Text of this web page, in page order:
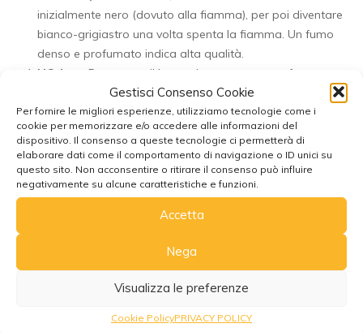
Gestisci Consenso Cookie
Per fornire le migliori esperienze, utilizziamo tecnologie come i
cookie per memorizzare e/o accedere alle informazioni del
dispositivo. Il consenso a queste tecnologie ci permetterà di
elaborare dati come il comportamento di navigazione o ID unici su
questo sito. Non acconsentire o ritirare il consenso può influire
negativamente su alcune caratteristiche e funzioni.
Accetta
Nega
Visualizza le preferenze
Cookie PolicyPRIVACY POLICY
inizialmente nero (dovuto alla fiamma), per poi diventare
bianco-grigiastro una volta spenta la fiamma. Un fumo
denso e profumato indica alta qualità.
L’Odore:
Da spento, il legno deve avere un profumo
percettibile ma non invadente. Da acceso, l’aroma deve
essere ricco, dolce e complesso, non aspro o simile a
semplice legno bruciato.
Le Certificazioni:Acquista sempre da rivenditori che
garantiscono la provenienza etica e sostenibile del
prodotto, specificando il paese di origine e le modalità
Come si usa il Palo
Santo: guida al rituale